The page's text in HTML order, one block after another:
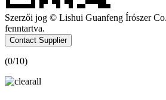
Szerzői jog © Lishui Guanfeng Írószer
fenntartva.
Contact Supplier
(0/10)